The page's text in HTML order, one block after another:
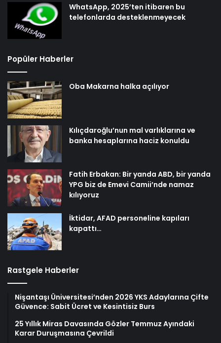
WhatsApp, 2025’ten itibaren bu
telefonlarda desteklenmeyecek
Popüler Haberler
Oba Makarna halka açılıyor
Kılıçdaroğlu’nun mal varlıklarına ve
banka hesaplarına haciz konuldu
Fatih Erbakan: Bir yanda ABD, bir yanda
YPG biz de Emevi Camii’nde namaz
kılıyoruz
İktidar, AFAD personeline kapıları
kapattı…
Rastgele Haberler
Nişantaşı Üniversitesi’nden 2026 YKS Adaylarına Çifte
Güvence: Sabit Ücret ve Kesintisiz Burs
25 Yıllık Miras Davasında Gözler Temmuz Ayındaki
Karar Duruşmasına Çevrildi